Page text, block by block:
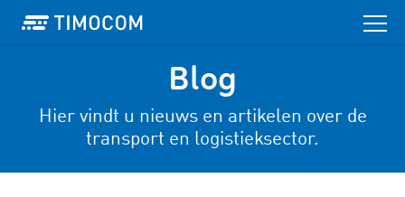
Blog
Hier vindt u nieuws en artikelen over de
transport en logistieksector.